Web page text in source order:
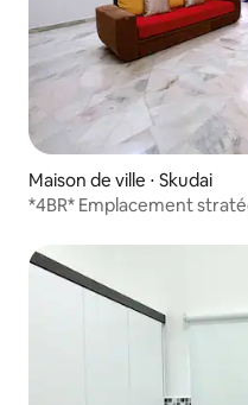
Maison de ville ⋅ Skudai
*4BR* Emplacement